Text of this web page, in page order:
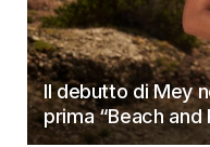
Il debutto di Mey
prima “Beach